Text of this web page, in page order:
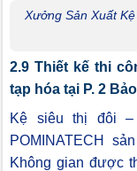
Xưởng Sản Xuất
2.9 Thiết kế thi
tạp hóa tại P. 2
Kệ siêu thị đôi
POMINATECH
Không gian được